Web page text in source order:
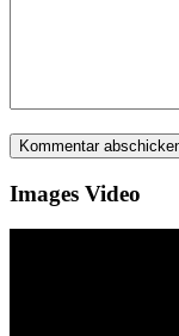
Images Video